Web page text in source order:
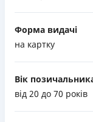
Форма видачі
на картку
Вік
від 20 до 70 років